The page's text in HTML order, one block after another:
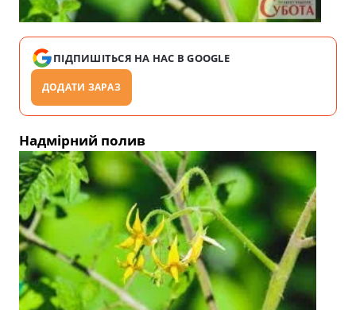
ПІДПИШІТЬСЯ НА НАС В GOOGLE
ДОДАТИ ЗАРАЗ
Надмірний полив